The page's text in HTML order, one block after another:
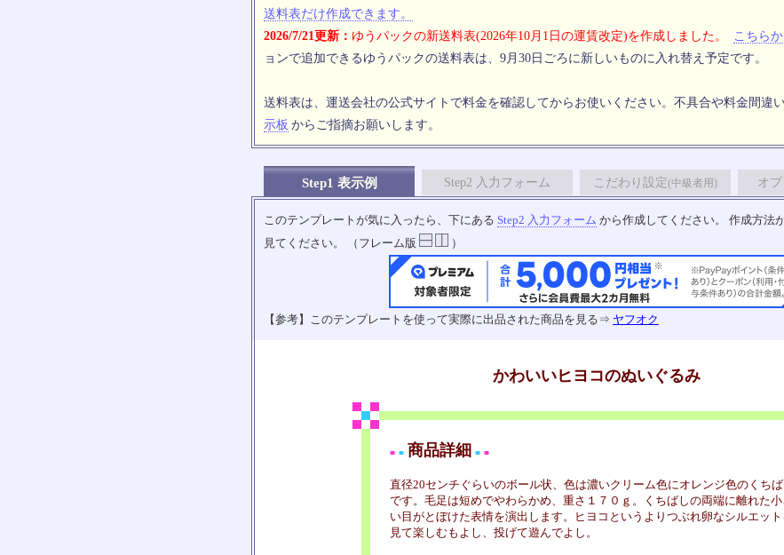
送料表だけ作成できます。
2026/7/21更新： ゆうパックの新送料表(2026年10月1日の運賃改定)を作成しました。 こちら
ョンで追加できるゆうパックの送料表は、9月30日ごろに新しいものに入れ替え予定です。
送料表は、運送会社の公式サイトで料金を確認してからお使いください。不具合や料金間違
示板 からご指摘お願いします。
Step1 表示例 Step2 入力フォーム こだわり設定(中級者用) オ
このテンプレートが気に入ったら、下にある Step2 入力フォーム から作成してください。 作成方法
見てください。 （フレーム版
）
【参考】このテンプレートを使って実際に出品された商品を見る⇒ ヤフオク
かわいいヒヨコのぬいぐるみ
■ ■ 商品詳細 ■ ■
直径20センチぐらいのボール状、色は濃いクリーム色にオレンジ色のくちば
です。毛足は短めでやわらかめ、重さ１７０ｇ。くちばしの両端に離れた小
い目がとぼけた表情を演出します。ヒヨコというよりつぶれ卵なシルエット
見て楽しむもよし、投げて遊んでよし。